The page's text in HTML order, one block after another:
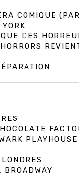
COMIQUE
DES
PLAYHOUSE